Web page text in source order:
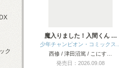
魔入りました！入間くん …
少年チャンピオン・コミックス…
西修 / 津田沼篤 / こにす…
発売日：2026.09.08
ク